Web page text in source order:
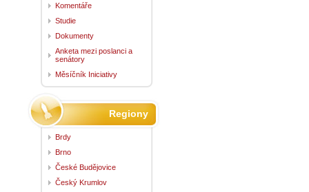
Komentáře
Studie
Dokumenty
Anketa mezi poslanci a
senátory
Měsíčník Iniciativy
Regiony
Brdy
Brno
České Budějovice
Český Krumlov